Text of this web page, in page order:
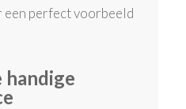
een perfect voorbeeld
handige